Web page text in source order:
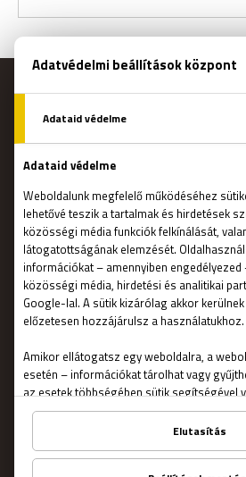
MENÜ
Ajándékutalvány
Foglalás
Hogyan működik?
Szabadulószobák
Csapatépítő
Blog
FONTOS